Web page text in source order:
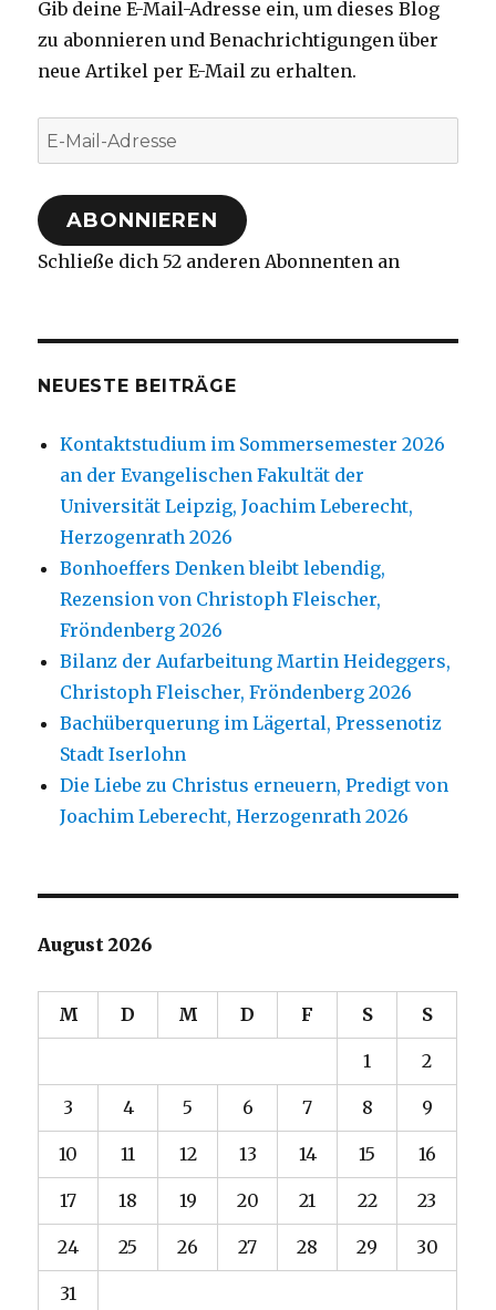
Gib deine E-Mail-Adresse ein, um dieses Blog
zu abonnieren und Benachrichtigungen über
neue Artikel per E-Mail zu erhalten.
E-
Mail-
Adresse
ABONNIEREN
Schließe dich 52 anderen Abonnenten an
NEUESTE BEITRÄGE
Kontaktstudium im Sommersemester 2026
an der Evangelischen Fakultät der
Universität Leipzig, Joachim Leberecht,
Herzogenrath 2026
Bonhoeffers Denken bleibt lebendig,
Rezension von Christoph Fleischer,
Fröndenberg 2026
Bilanz der Aufarbeitung Martin Heideggers,
Christoph Fleischer, Fröndenberg 2026
Bachüberquerung im Lägertal, Pressenotiz
Stadt Iserlohn
Die Liebe zu Christus erneuern, Predigt von
Joachim Leberecht, Herzogenrath 2026
August 2026
M D M D F S S
1 2
3 4 5 6 7 8 9
10 11 12 13 14 15 16
17 18 19 20 21 22 23
24 25 26 27 28 29 30
31